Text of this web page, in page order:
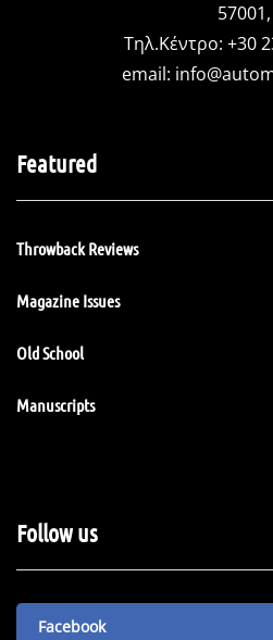
57001,
Τηλ.Κέντρο: +30
email:
Featured
Throwback Reviews
Magazine Issues
Old School
Manuscripts
Follow us
Facebook